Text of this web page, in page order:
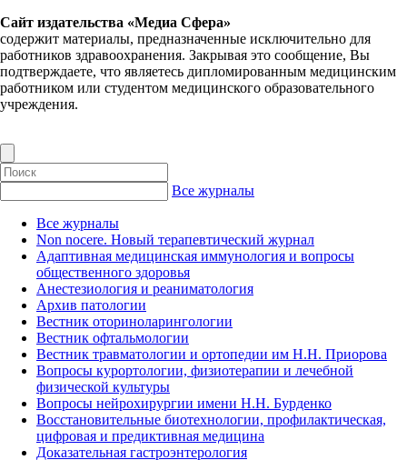
Сайт издательства «Медиа Сфера»
содержит материалы, предназначенные исключительно для
работников здравоохранения. Закрывая это сообщение, Вы
подтверждаете, что являетесь дипломированным медицинским
работником или студентом медицинского образовательного
учреждения.
Все журналы
Все журналы
Non nocere. Новый терапевтический журнал
Адаптивная медицинская иммунология и вопросы
общественного здоровья
Анестезиология и реаниматология
Архив патологии
Вестник оториноларингологии
Вестник офтальмологии
Вестник травматологии и ортопедии им Н.Н. Приорова
Вопросы курортологии, физиотерапии и лечебной
физической культуры
Вопросы нейрохирургии имени Н.Н. Бурденко
Восстановительные биотехнологии, профилактическая,
цифровая и предиктивная медицина
Доказательная гастроэнтерология